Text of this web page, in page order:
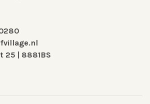
25 | 8881BS